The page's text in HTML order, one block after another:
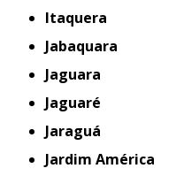
Itaquera
Jabaquara
Jaguara
Jaguaré
Jaraguá
Jardim América